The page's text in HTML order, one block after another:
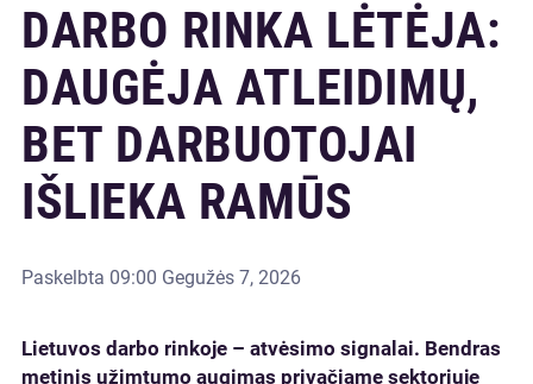
DARBO RINKA LĖTĖJA:
DAUGĖJA ATLEIDIMŲ,
BET DARBUOTOJAI
IŠLIEKA RAMŪS
Paskelbta 09:00 Gegužės 7, 2026
Lietuvos darbo rinkoje – atvėsimo signalai. Bendras
metinis užimtumo augimas privačiame sektoriuje